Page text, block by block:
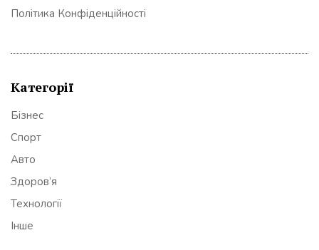
Політика Конфіденційності
Категорії
Бізнес
Спорт
Авто
Здоров’я
Технології
Інше